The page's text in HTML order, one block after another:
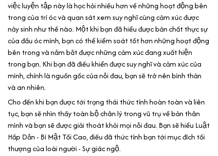
việc luyện tập này là học hỏi nhiều hơn về những hoạt động bên
trong của trí óc và quan sát xem suy nghĩ cùng cảm xúc được
nảy sinh như thế nào. Một khi bạn đã hiểu được bản chất thực sự
của đầu óc mình, bạn có thể kiểm soát tốt hơn những hoạt động
bên trong và nắm bắt được những cảm xúc đang xuất hiện
trong bạn. Khi bạn đã điều khiển được suy nghĩ và cảm xúc của
mình, chính là nguồn gốc của nỗi đau, bạn sẽ trở nên bình thản
và an nhiên.
Cho đến khi bạn được tới trạng thái thức tỉnh hoàn toàn và liên
tục, bạn sẽ nhìn thấy toàn bộ chân lý trong vũ trụ về bản thân
mình và bạn sẽ được giải thoát khỏi mọi nỗi đau. Bạn sẽ hiểu Luật
Hấp Dẫn - Bí Mật Tối Cao, điều đã thức tỉnh bạn tới mục đích tối
thượng của loài người - Sự giác ngộ.